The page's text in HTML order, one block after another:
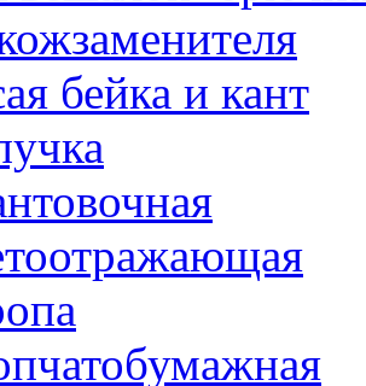
бейка и кант